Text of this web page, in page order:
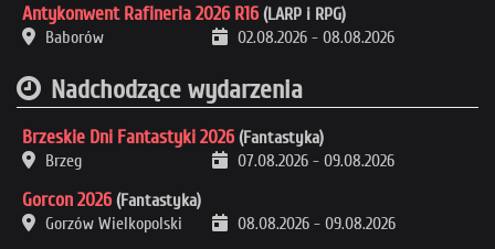
Antykonwent Rafineria 2026 R16 (LARP i RPG)
Baborów
02.08.2026 - 08.08.2026
Nadchodzące wydarzenia
Brzeskie Dni Fantastyki 2026 (Fantastyka)
Brzeg
07.08.2026 - 09.08.2026
Gorcon 2026 (Fantastyka)
Gorzów Wielkopolski
08.08.2026 - 09.08.2026